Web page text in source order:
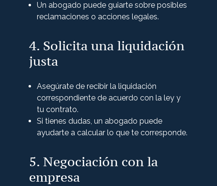
Un abogado puede guiarte sobre posibles
reclamaciones o acciones legales.
4. Solicita una liquidación
justa
Asegúrate de recibir la liquidación
correspondiente de acuerdo con la ley y
tu contrato.
Si tienes dudas, un abogado puede
ayudarte a calcular lo que te corresponde.
5. Negociación con la
empresa